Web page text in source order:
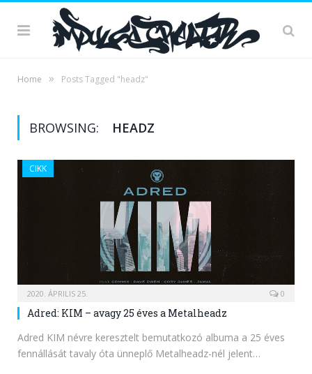
Home » Posts Tagged "headz"
BROWSING: HEADZ
CIKK
2020. ÁPRILIS 25. 0
Adred: KIM – avagy 25 éves a Metalheadz
Adred KIM névre keresztelt bemutatkozó albuma a 25 éves
fennállását tavaly óta ünneplő Metalheadz-nél jelent…